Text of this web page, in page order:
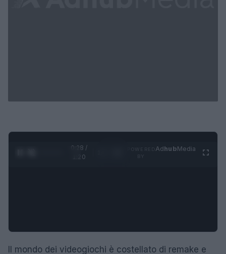
0:29 /
1:20
AdhubMedia
Il mondo dei videogiochi è costellato di remake e